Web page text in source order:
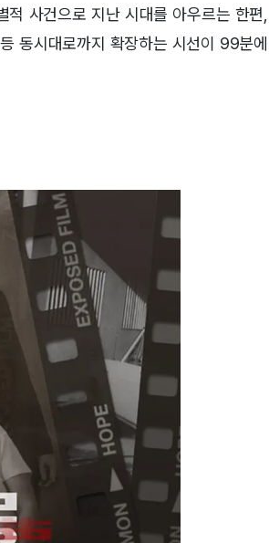
사건으로 지난 시대를 아우르는 한편,
동시대로까지 확장하는 시선이 99분에